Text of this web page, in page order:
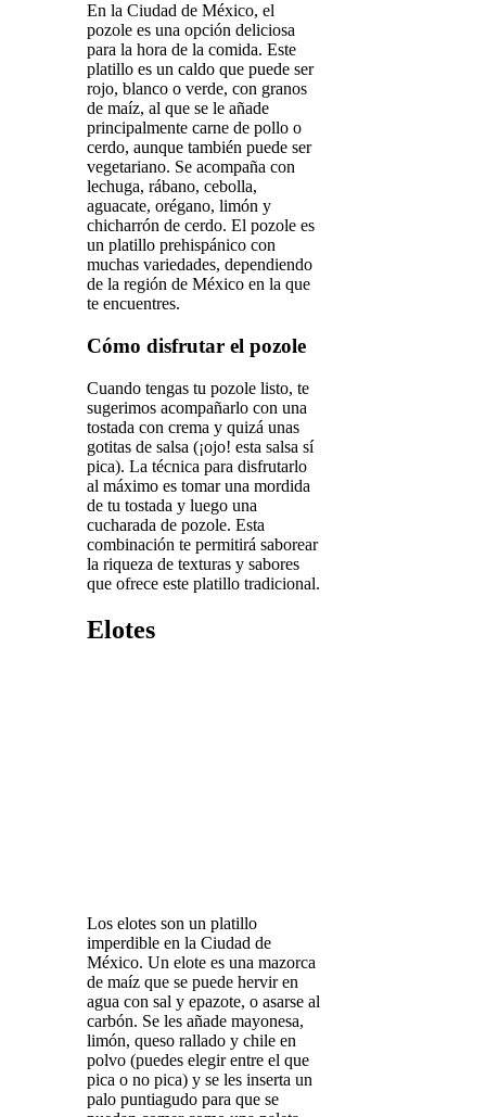
En la Ciudad de México, el
pozole es una opción deliciosa
para la hora de la comida. Este
platillo es un caldo que puede ser
rojo, blanco o verde, con granos
de maíz, al que se le añade
principalmente carne de pollo o
cerdo, aunque también puede ser
vegetariano. Se acompaña con
lechuga, rábano, cebolla,
aguacate, orégano, limón y
chicharrón de cerdo. El pozole es
un platillo prehispánico con
muchas variedades, dependiendo
de la región de México en la que
te encuentres.
Cómo disfrutar el pozole
Cuando tengas tu pozole listo, te
sugerimos acompañarlo con una
tostada con crema y quizá unas
gotitas de salsa (¡ojo! esta salsa sí
pica). La técnica para disfrutarlo
al máximo es tomar una mordida
de tu tostada y luego una
cucharada de pozole. Esta
combinación te permitirá saborear
la riqueza de texturas y sabores
que ofrece este platillo tradicional.
Elotes
Los elotes son un platillo
imperdible en la Ciudad de
México. Un elote es una mazorca
de maíz que se puede hervir en
agua con sal y epazote, o asarse al
carbón. Se les añade mayonesa,
limón, queso rallado y chile en
polvo (puedes elegir entre el que
pica o no pica) y se les inserta un
palo puntiagudo para que se